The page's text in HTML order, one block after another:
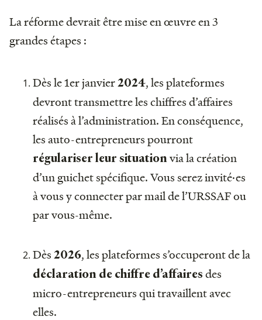
La réforme devrait être mise en œuvre en 3
grandes étapes :
Dès le 1er janvier 2024, les plateformes
devront transmettre les chiffres d’affaires
réalisés à l’administration. En conséquence,
les auto-entrepreneurs pourront
régulariser leur situation via la création
d’un guichet spécifique. Vous serez invité·es
à vous y connecter par mail de l’URSSAF ou
par vous-même.
Dès 2026, les plateformes s’occuperont de la
déclaration de chiffre d’affaires des
micro-entrepreneurs qui travaillent avec
elles.